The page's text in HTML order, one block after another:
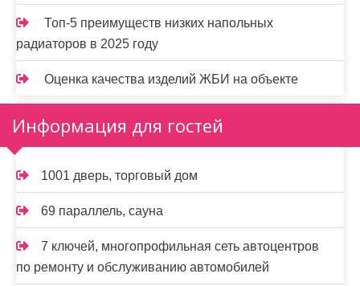
Топ-5 преимуществ низких напольных
радиаторов в 2025 году
Оценка качества изделий ЖБИ на объекте
Информация для гостей
1001 дверь, торговый дом
69 параллель, сауна
7 ключей, многопрофильная сеть автоцентров
по ремонту и обслуживанию автомобилей